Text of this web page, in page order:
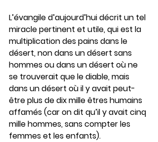
L’évangile d’aujourd’hui décrit un tel
miracle pertinent et utile, qui est la
multiplication des pains dans le
désert, non dans un désert sans
hommes ou dans un désert où ne
se trouverait que le diable, mais
dans un désert où il y avait peut-
être plus de dix mille êtres humains
affamés (car on dit qu’il y avait cinq
mille hommes, sans compter les
femmes et les enfants).